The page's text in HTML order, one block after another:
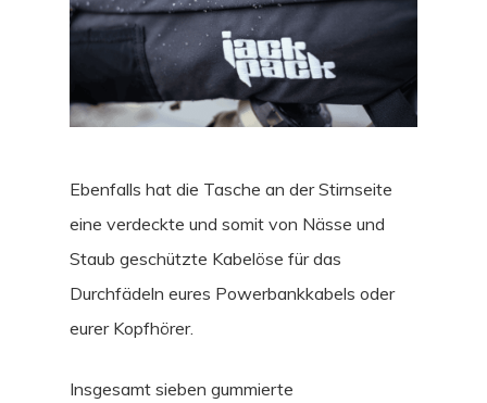
Ebenfalls hat die Tasche an der Stirnseite
eine verdeckte und somit von Nässe und
Staub geschützte Kabelöse für das
Durchfädeln eures Powerbankkabels oder
eurer Kopfhörer.
Insgesamt sieben gummierte